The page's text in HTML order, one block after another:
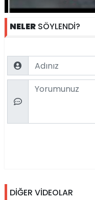
NELER SÖYLENDİ?
Name
Comment
DİĞER VİDEOLAR